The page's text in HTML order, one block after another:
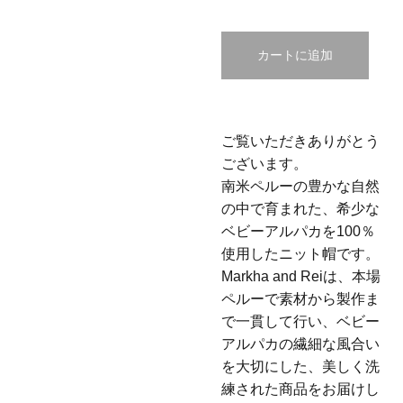
カートに追加
ご覧いただきありがとう
ございます。
南米ペルーの豊かな自然
の中で育まれた、希少な
ベビーアルパカを100％
使用したニット帽です。
Markha and Reiは、本場
ペルーで素材から製作ま
で一貫して行い、ベビー
アルパカの繊細な風合い
を大切にした、美しく洗
練された商品をお届けし